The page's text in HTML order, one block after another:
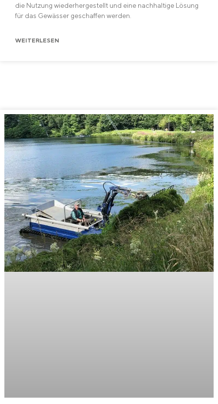
die Nutzung wiederhergestellt und eine nachhaltige Lösung
für das Gewässer geschaffen werden.
WEITERLESEN